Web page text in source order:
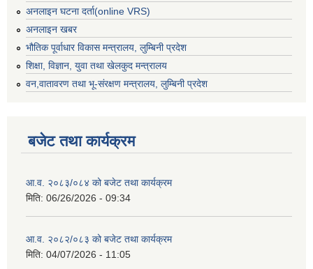
अनलाइन घटना दर्ता(online VRS)
अनलाइन खबर
भौतिक पूर्वाधार विकास मन्त्रालय, लुम्बिनी प्रदेश
शिक्षा, विज्ञान, युवा तथा खेलकुद मन्‍‍त्रालय
वन,वातावरण तथा भू-संरक्षण मन्त्रालय, लुम्बिनी प्रदेश
बजेट तथा कार्यक्रम
आ.व. २०८३/०८४ को बजेट तथा कार्यक्रम
मिति: 06/26/2026 - 09:34
आ.व. २०८२/०८३ को बजेट तथा कार्यक्रम
मिति: 04/07/2026 - 11:05